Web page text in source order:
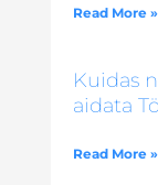
Read More »
Kuidas
aidata
Read More »